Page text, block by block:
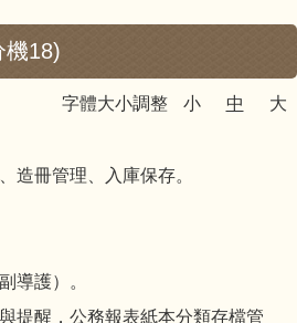
機18)
字體大小調整 小 中
大
造冊管理、入庫保存。
導護）。
提醒，公務報表紙本分類存檔管